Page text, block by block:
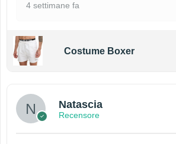
4 settimane fa
Costume Boxer
Natascia
Recensore